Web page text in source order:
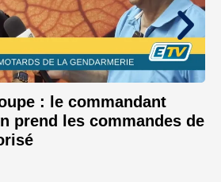
: le commandant
prend les commandes de